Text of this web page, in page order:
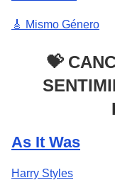
🎸 Mismo Género
💝
As It Was
Harry Styles